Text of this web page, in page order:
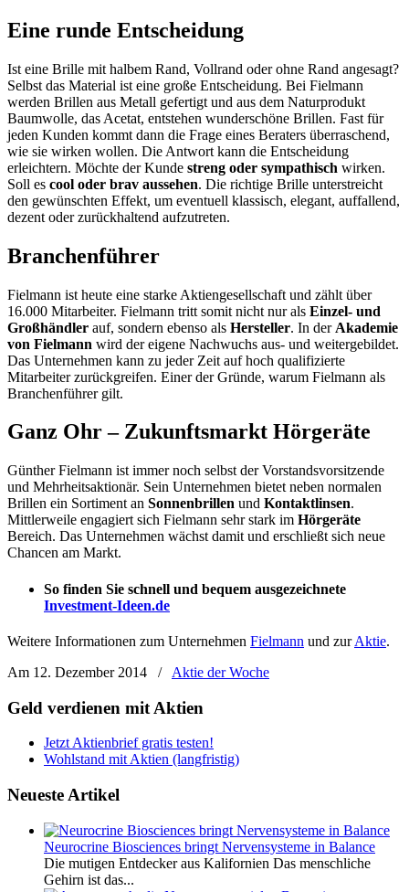
Eine runde Entscheidung
Ist eine Brille mit halbem Rand, Vollrand oder ohne Rand angesagt?
Selbst das Material ist eine große Entscheidung. Bei Fielmann
werden Brillen aus Metall gefertigt und aus dem Naturprodukt
Baumwolle, das Acetat, entstehen wunderschöne Brillen. Fast für
jeden Kunden kommt dann die Frage eines Beraters überraschend,
wie sie wirken wollen. Die Antwort kann die Entscheidung
erleichtern. Möchte der Kunde streng oder sympathisch wirken.
Soll es cool oder brav aussehen. Die richtige Brille unterstreicht
den gewünschten Effekt, um eventuell klassisch, elegant, auffallend,
dezent oder zurückhaltend aufzutreten.
Branchenführer
Fielmann ist heute eine starke Aktiengesellschaft und zählt über
16.000 Mitarbeiter. Fielmann tritt somit nicht nur als Einzel- und
Großhändler auf, sondern ebenso als Hersteller. In der Akademie
von Fielmann wird der eigene Nachwuchs aus- und weitergebildet.
Das Unternehmen kann zu jeder Zeit auf hoch qualifizierte
Mitarbeiter zurückgreifen. Einer der Gründe, warum Fielmann als
Branchenführer gilt.
Ganz Ohr – Zukunftsmarkt Hörgeräte
Günther Fielmann ist immer noch selbst der Vorstandsvorsitzende
und Mehrheitsaktionär. Sein Unternehmen bietet neben normalen
Brillen ein Sortiment an Sonnenbrillen und Kontaktlinsen.
Mittlerweile engagiert sich Fielmann sehr stark im Hörgeräte
Bereich. Das Unternehmen wächst damit und erschließt sich neue
Chancen am Markt.
So finden Sie schnell und bequem ausgezeichnete
Investment-Ideen.de
Weitere Informationen zum Unternehmen Fielmann und zurAktie.
Am 12. Dezember 2014
/ Aktie der Woche
Geld verdienen mit Aktien
Jetzt Aktienbrief gratis testen!
Wohlstand mit Aktien (langfristig)
Neueste Artikel
Neurocrine Biosciences bringt Nervensysteme in Balance
Die mutigen Entdecker aus Kalifornien Das menschliche
Gehirn ist das...